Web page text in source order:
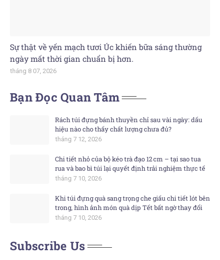
Sự thật về yến mạch tươi Úc khiến bữa sáng thường
ngày mất thời gian chuẩn bị hơn.
tháng 8 07, 2026
Bạn Đọc Quan Tâm
Rách túi đựng bánh thuyền chỉ sau vài ngày: dấu
hiệu nào cho thấy chất lượng chưa đủ?
tháng 7 12, 2026
Chi tiết nhỏ của bộ kéo trà đạo 12 cm – tại sao tua
rua và bao bì túi lại quyết định trải nghiệm thực tế
tháng 7 10, 2026
Khi túi đựng quà sang trọng che giấu chi tiết lót bên
trong, hình ảnh món quà dịp Tết bất ngờ thay đổi
tháng 7 10, 2026
Subscribe Us